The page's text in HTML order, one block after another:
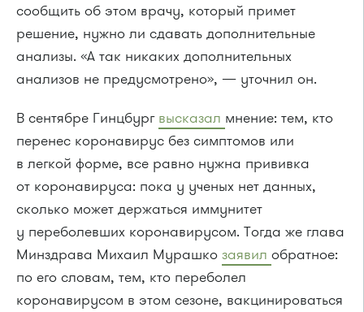
сообщить об этом врачу, который примет
решение, нужно ли сдавать дополнительные
анализы. «А так никаких дополнительных
анализов не предусмотрено», — уточнил он.
В сентябре Гинцбург высказал мнение: тем, кто
перенес коронавирус без симптомов или
в легкой форме, все равно нужна прививка
от коронавируса: пока у ученых нет данных,
сколько может держаться иммунитет
у переболевших коронавирусом. Тогда же глава
Минздрава Михаил Мурашко заявил обратное:
по его словам, тем, кто переболел
коронавирусом в этом сезоне, вакцинироваться